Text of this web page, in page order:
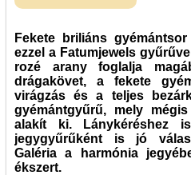
Fekete briliáns
ezzel a Fatumjewels
rozé arany foglalja
drágakövet, a fekete
virágzás és a teljes
gyémántgyűrű, mely
alakít ki. Lánykéréshez
jegygyűrűként is jó
Galéria a harmónia
ékszert.